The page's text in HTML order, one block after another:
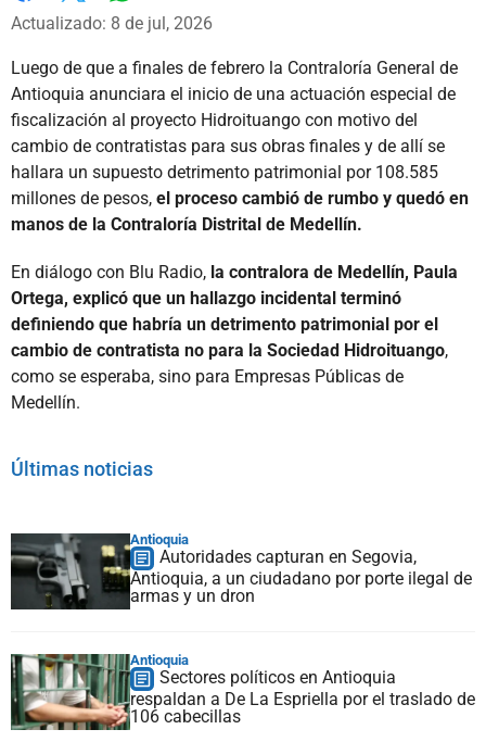
Facebook
X
Actualizado: 8 de jul, 2026
Luego de que a finales de febrero la Contraloría General de
Antioquia anunciara el inicio de una actuación especial de
fiscalización al proyecto Hidroituango con motivo del
cambio de contratistas para sus obras finales y de allí se
hallara un supuesto detrimento patrimonial por 108.585
millones de pesos, el proceso cambió de rumbo y quedó en
manos de la Contraloría Distrital de Medellín.
En diálogo con Blu Radio, la contralora de Medellín, Paula
Ortega, explicó que un hallazgo incidental terminó
definiendo que habría un detrimento patrimonial por el
cambio de contratista no para la Sociedad Hidroituango,
como se esperaba, sino para Empresas Públicas de
Medellín.
Últimas noticias
Antioquia
Autoridades capturan en Segovia,
Antioquia, a un ciudadano por porte ilegal de
armas y un dron
Antioquia
Sectores políticos en Antioquia
respaldan a De La Espriella por el traslado de
106 cabecillas